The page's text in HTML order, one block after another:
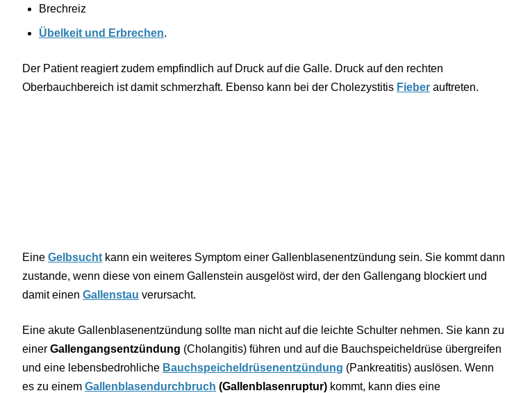
Brechreiz
Übelkeit und Erbrechen.
Der Patient reagiert zudem empfindlich auf Druck auf die Galle. Druck auf den rechten
Oberbauchbereich ist damit schmerzhaft. Ebenso kann bei der Cholezystitis Fieber auftreten.
Eine Gelbsucht kann ein weiteres Symptom einer Gallenblasenentzündung sein. Sie kommt dann
zustande, wenn diese von einem Gallenstein ausgelöst wird, der den Gallengang blockiert und
damit einen Gallenstau verursacht.
Eine akute Gallenblasenentzündung sollte man nicht auf die leichte Schulter nehmen. Sie kann zu
einer Gallengangsentzündung (Cholangitis) führen und auf die Bauchspeicheldrüse übergreifen
und eine lebensbedrohliche Bauchspeicheldrüsenentzündung (Pankreatitis) auslösen. Wenn
es zu einem Gallenblasendurchbruch (Gallenblasenruptur) kommt, kann dies eine